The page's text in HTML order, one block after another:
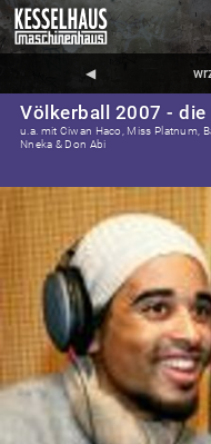
◀︎
u.a. mit Ciwan Haco, Miss Platnum,
Nneka & Don Abi